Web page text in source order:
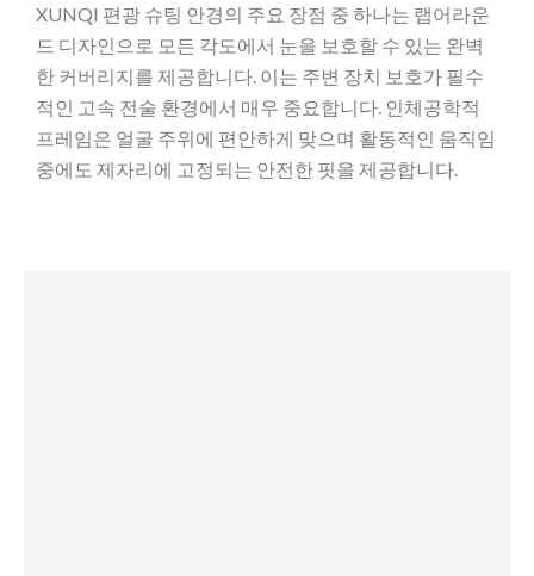
XUNQI 편광 슈팅 안경의 주요 장점 중 하나는 랩어라운
드 디자인으로 모든 각도에서 눈을 보호할 수 있는 완벽
한 커버리지를 제공합니다. 이는 주변 장치 보호가 필수
적인 고속 전술 환경에서 매우 중요합니다. 인체공학적
프레임은 얼굴 주위에 편안하게 맞으며 활동적인 움직임
중에도 제자리에 고정되는 안전한 핏을 제공합니다.